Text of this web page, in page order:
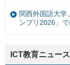
関西外国語大学
ンプリ2026」
ICT教育ニュー